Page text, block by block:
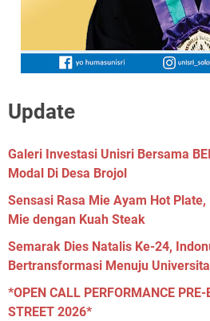
Update
Galeri Investasi Unisri Bersama
Modal Di Desa Brojol
Sensasi Rasa Mie Ayam Hot
Mie dengan Kuah Steak
Semarak Dies Natalis Ke-24,
Bertransformasi Menuju
*OPEN CALL PERFORMANCE
STREET 2026*